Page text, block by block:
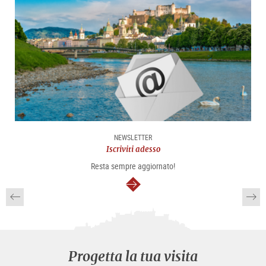
NEWSLETTER
Iscriviti adesso
Resta sempre aggiornato!
segue
Progetta la tua visita